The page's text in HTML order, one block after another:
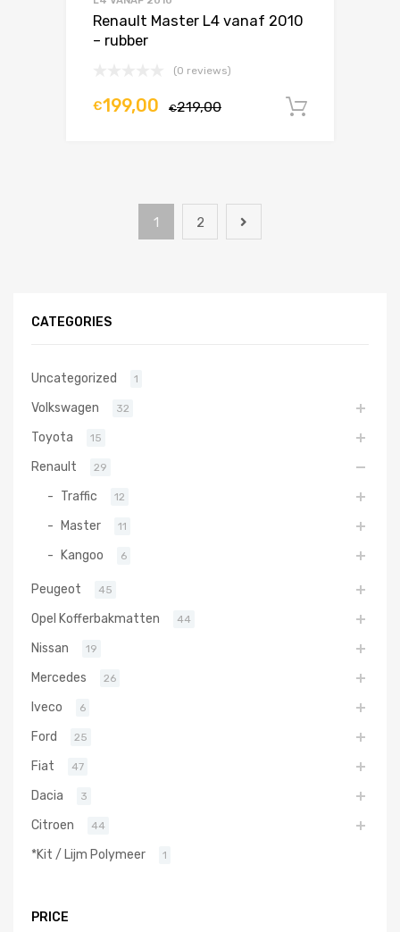
Renault Master L4 vanaf 2010
– rubber
(0 reviews)
€219,00
€199,00
1 2
CATEGORIES
Uncategorized 1
Volkswagen 32
Toyota 15
Renault 29
Traffic 12
Master 11
Kangoo 6
Peugeot 45
Opel Kofferbakmatten 44
Nissan 19
Mercedes 26
Iveco 6
Ford 25
Fiat 47
Dacia 3
Citroen 44
*Kit / Lijm Polymeer 1
PRICE